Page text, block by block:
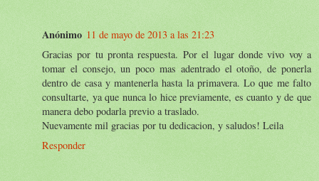
Anónimo 11 de mayo de 2013 a las 21:23
Gracias por tu pronta respuesta. Por el lugar donde vivo voy a
tomar el consejo, un poco mas adentrado el otoño, de ponerla
dentro de casa y mantenerla hasta la primavera. Lo que me falto
consultarte, ya que nunca lo hice previamente, es cuanto y de que
manera debo podarla previo a traslado.
Nuevamente mil gracias por tu dedicacion, y saludos! Leila
Responder